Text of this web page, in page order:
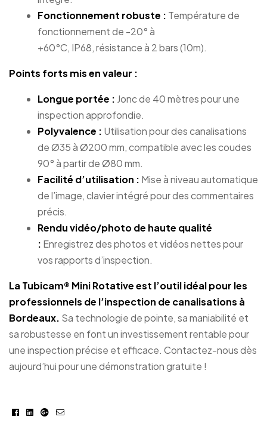
Fonctionnement robuste : Température de
fonctionnement de -20° à
+60°C, IP68, résistance à 2 bars (10m).
Points forts mis en valeur :
Longue portée : Jonc de 40 mètres pour une
inspection approfondie.
Polyvalence : Utilisation pour des canalisations
de Ø35 à Ø200 mm, compatible avec les coudes
90° à partir de Ø80 mm.
Facilité d’utilisation : Mise à niveau automatique
de l’image, clavier intégré pour des commentaires
précis.
Rendu vidéo/photo de haute qualité
: Enregistrez des photos et vidéos nettes pour
vos rapports d’inspection.
La Tubicam® Mini Rotative est l’outil idéal pour les
professionnels de l’inspection de canalisations à
Bordeaux. Sa technologie de pointe, sa maniabilité et
sa robustesse en font un investissement rentable pour
une inspection précise et efficace. Contactez-nous dès
aujourd’hui pour une démonstration gratuite !
Facebook
LinkedinGoogle+
E-